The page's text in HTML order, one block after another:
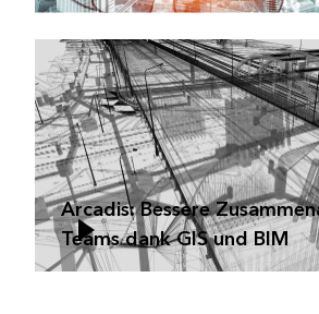
Arcadis: Bessere
Teams dank GIS und BIM